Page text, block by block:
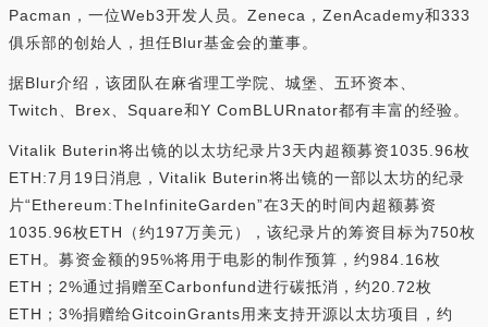
Pacman，一位Web3开发人员。Zeneca，ZenAcademy和333
俱乐部的创始人，担任Blur基金会的董事。
据Blur介绍，该团队在麻省理工学院、城堡、五环资本、
Twitch、Brex、Square和Y ComBLURnator都有丰富的经验。
Vitalik Buterin将出镜的以太坊纪录片3天内超额募资1035.96枚
ETH:7月19日消息，Vitalik Buterin将出镜的一部以太坊的纪录
片“Ethereum:TheInfiniteGarden”在3天的时间内超额募资
1035.96枚ETH（约197万美元），该纪录片的筹资目标为750枚
ETH。募资金额的95%将用于电影的制作预算，约984.16枚
ETH；2%通过捐赠至Carbonfund进行碳抵消，约20.72枚
ETH；3%捐赠给GitcoinGrants用来支持开源以太坊项目，约